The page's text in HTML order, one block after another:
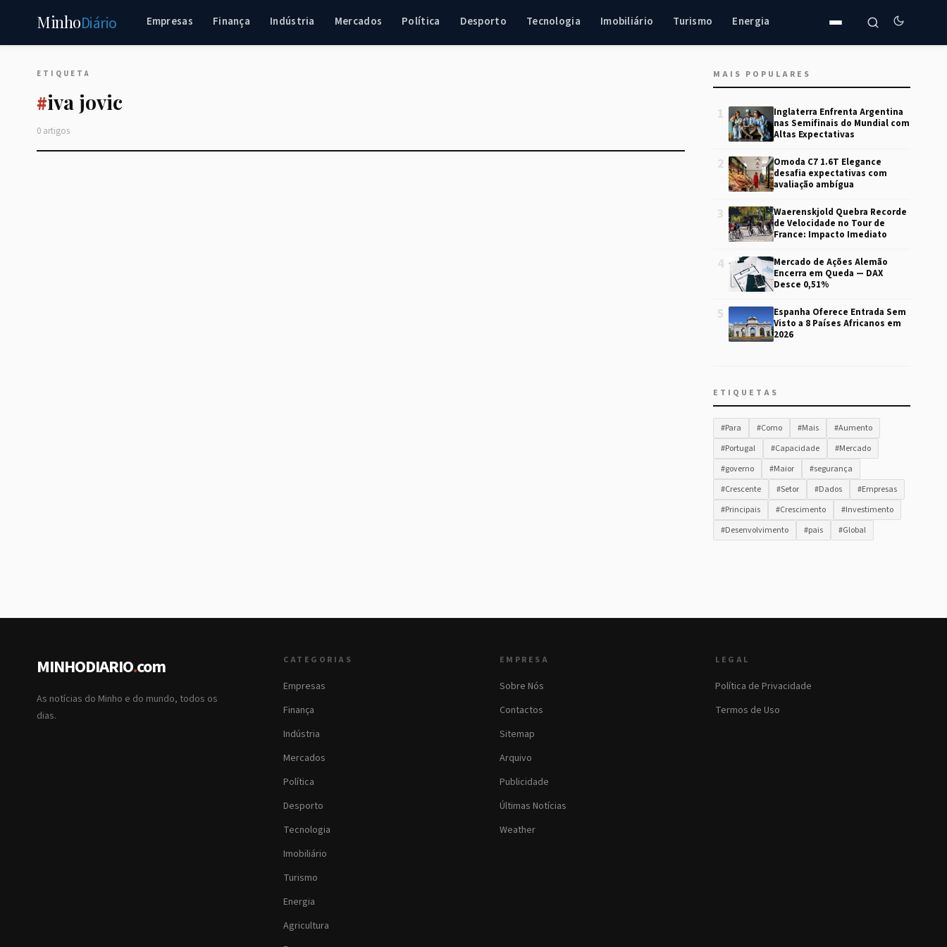
MinhoDiário Empresas Finança Indústria Mercados Política Desporto Tecnologia Imobiliário Turismo Energia
ETIQUETA
#iva jovic
0 artigos
MAIS POPULARES
1
Inglaterra Enfrenta Argentina
nas Semifinais do Mundial com
Altas Expectativas
2
Omoda C7 1.6T Elegance
desafia expectativas com
avaliação ambígua
3
Waerenskjold Quebra Recorde
de Velocidade no Tour de
France: Impacto Imediato
4
Mercado de Ações Alemão
Encerra em Queda — DAX
Desce 0,51%
5
Espanha Oferece Entrada Sem
Visto a 8 Países Africanos em
2026
ETIQUETAS
#Para #Como #Mais
#Aumento
#Portugal
#Capacidade
#Mercado
#governo
#Maior
#segurança
#Crescente
#Setor #Dados
#Empresas
#Principais
#Crescimento
#Investimento
#Desenvolvimento
#pais #Global
MINHODIARIO.com
As notícias do Minho e do mundo, todos os
dias.
CATEGORIAS
Empresas
Finança
Indústria
Mercados
Política
Desporto
Tecnologia
Imobiliário
Turismo
Energia
Agricultura
EMPRESA
Sobre Nós
Contactos
Sitemap
Arquivo
Publicidade
Últimas Notícias
Weather
LEGAL
Política de Privacidade
Termos de Uso